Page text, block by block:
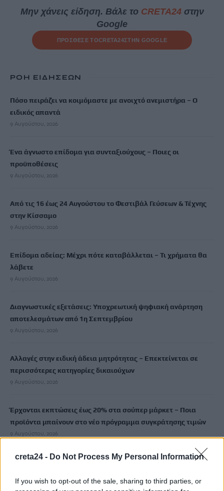
creta24 - Do Not Process My Personal Information
If you wish to opt-out of the sale, sharing to third parties, or
Μην χάνεις είδηση. Βάλε το CRETA24στην
Google
ΠΡΟΣΘΕΣΕ ΤΟCRETA24ΣΤΗΝ GOOGLE
ΡΟΗ ΕΙΔΗΣΕΩΝ
Πόσο πειράζει να κοιμόμαστε με ανοιχτό ανεμιστήρα – Ο
ειδικός απαντά
9 Αυγούστου, 2026
Ένα άγνωστο επίδομα για συνταξιούχους – Ποιες οι
προϋποθέσεις
9 Αυγούστου, 2026
Από τις 16 έως 24 Αυγούστου το Φεστιβάλ Γεύσεων & Τέχνης
στην Κίσσαμο
9 Αυγούστου, 2026
Επίδομα αδείας: Μέχρι πότε καταβάλλεται – Τι χρήματα θα
λάβετε
9 Αυγούστου, 2026
Διαγνωστικές εξετάσεις: Υποχρεωτική ψηφιακή ανάρτηση
αποτελεσμάτων από 1η Σεπτεμβρίου
9 Αυγούστου, 2026
Αλλαγές στην ειδική άδεια μητρότητας – Επεκτείνεται σε
περισσότερες κατηγορίες δικαιούχων
9 Αυγούστου, 2026
Έρχονται εκπτώσεις έως 20% στα σούπερ μάρκετ – Ποια
προϊόντα μπαίνουν στο νέο πρόγραμμα συγκράτησης τιμών
9 Αυγούστου, 2026
Φειδίας Παναγιώτου: Αντιδράσεις για την εμφάνισή του με
9 Αυγούστου, 2026